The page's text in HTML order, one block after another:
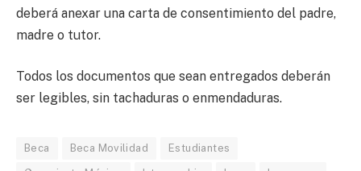
deberá anexar una carta de consentimiento del padre,
madre o tutor.
Todos los documentos que sean entregados deberán
ser legibles, sin tachaduras o enmendaduras.
Beca Beca Movilidad Estudiantes